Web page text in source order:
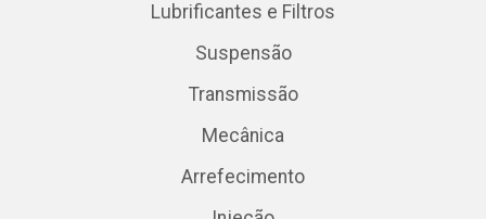
Lubrificantes e Filtros
Suspensão
Transmissão
Mecânica
Arrefecimento